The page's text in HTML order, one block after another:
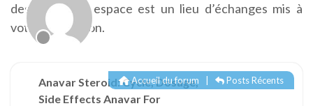
des pairs, cet espace est un lieu d’échanges mis à
votre disposition.
Anavar Steroid: Cycle, Dosage,
Side Effects Anavar For
Accueil du forum Posts Récents